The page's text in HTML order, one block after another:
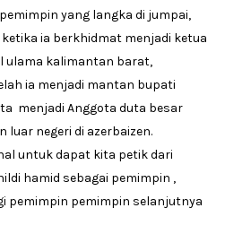
yang langka di jumpai,
ia berkhidmat menjadi ketua
ulama kalimantan barat,
ia menjadi mantan bupati
menjadi Anggota duta besar
negeri di azerbaizen.
untuk dapat kita petik dari
hamid sebagai pemimpin ,
pemimpin pemimpin selanjutnya